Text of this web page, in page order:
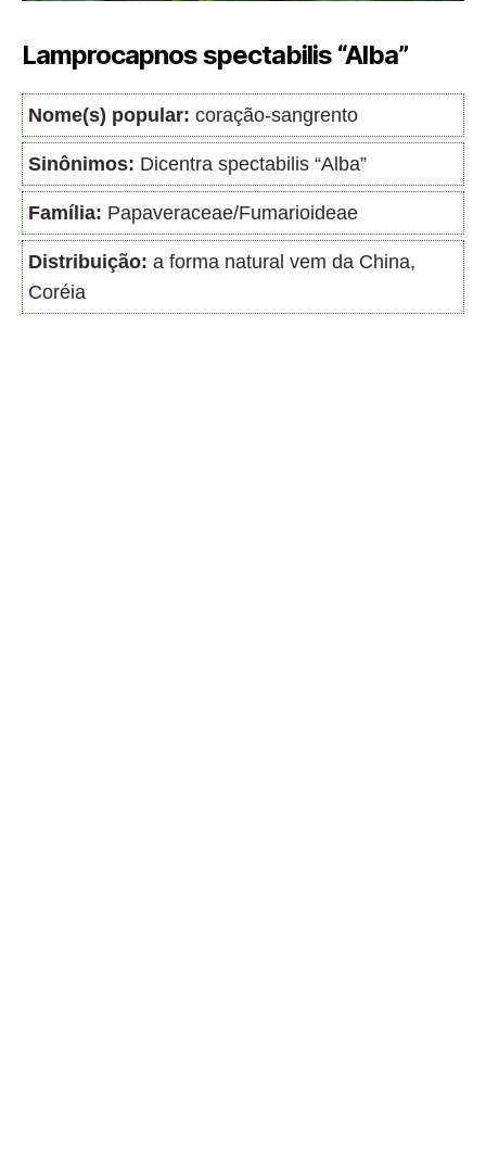
Lamprocapnos spectabilis “Alba”
Nome(s) popular: coração-sangrento
Sinônimos: Dicentra spectabilis “Alba”
Família: Papaveraceae/Fumarioideae
Distribuição: a forma natural vem da China,
Coréia